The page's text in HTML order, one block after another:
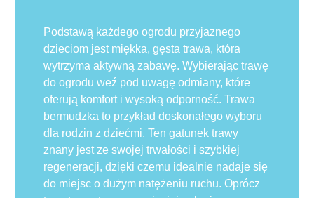
Podstawą każdego ogrodu przyjaznego
dzieciom jest miękka, gęsta trawa, która
wytrzyma aktywną zabawę. Wybierając trawę
do ogrodu weź pod uwagę odmiany, które
oferują komfort i wysoką odporność. Trawa
bermudzka to przykład doskonałego wyboru
dla rodzin z dziećmi. Ten gatunek trawy
znany jest ze swojej trwałości i szybkiej
regeneracji, dzięki czemu idealnie nadaje się
do miejsc o dużym natężeniu ruchu. Oprócz